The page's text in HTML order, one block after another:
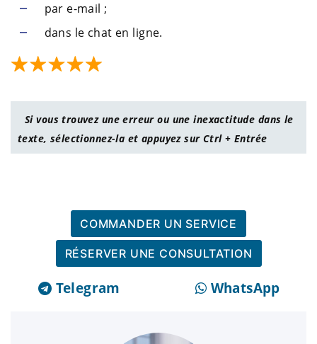
par e-mail ;
dans le chat en ligne.
Si vous trouvez une erreur ou une inexactitude dans le
texte, sélectionnez-la et appuyez sur Ctrl + Entrée
COMMANDER UN SERVICE
RÉSERVER UNE CONSULTATION
Telegram WhatsApp